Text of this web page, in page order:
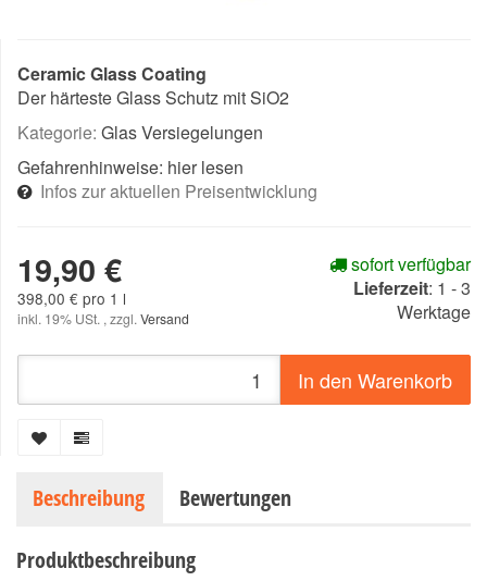
Ceramic Glass Coating
Der härteste Glass Schutz mit SiO2
Kategorie: Glas Versiegelungen
Gefahrenhinweise: hier lesen
Infos zur aktuellen Preisentwicklung
19,90 €
398,00 € pro 1 l
inkl. 19% USt. , zzgl. Versand
sofort verfügbar
Lieferzeit: 1 - 3
Werktage
In den Warenkorb
Beschreibung Bewertungen
Produktbeschreibung